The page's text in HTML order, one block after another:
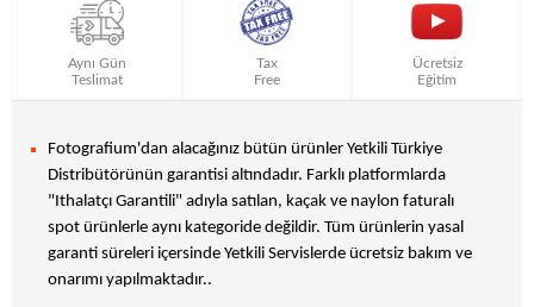
Aynı Gün
Teslimat
Tax
Free
Ücretsiz
Eğitim
Fotografium'dan alacağınız bütün ürünler Yetkili Türkiye
Distribütörünün garantisi altındadır. Farklı platformlarda
"Ithalatçı Garantili" adıyla satılan, kaçak ve naylon faturalı
spot ürünlerle aynı kategoride değildir. Tüm ürünlerin yasal
garanti süreleri içersinde Yetkili Servislerde ücretsiz bakım ve
onarımı yapılmaktadır..